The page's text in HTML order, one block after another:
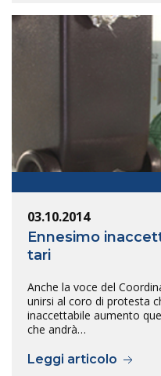
03.10.2014
Ennesimo
tari
Anche la voce del
unirsi al coro di protesta
inaccettabile aumento
che andrà…
Leggi articolo